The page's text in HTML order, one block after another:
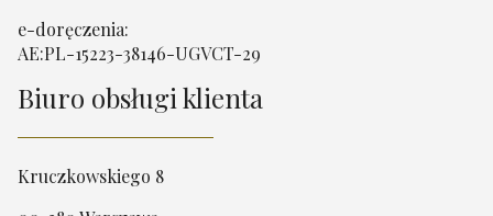
e-doręczenia:
AE:PL-15223-38146-UGVCT-29
Biuro obsługi klienta
Kruczkowskiego 8